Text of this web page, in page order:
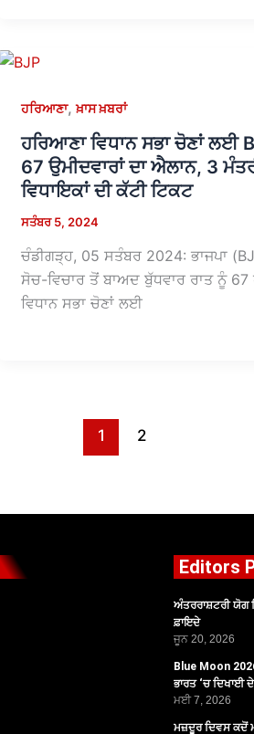
ਹਰਿਆਣਾ,ਖ਼ਾਸ ਖ਼ਬਰਾਂ
ਹਰਿਆਣਾ ਵਿਧਾਨ ਸਭਾ ਚੋਣਾਂ ਲਈ
67 ਉਮੀਦਵਾਰਾਂ ਦਾ ਐਲਾਨ, 3
ਵਿਧਾਇਕਾਂ ਦੀ ਕੱਟੀ ਟਿਕਟ
ਸਤੰਬਰ 5, 2024
ਚੰਡੀਗੜ੍ਹ, 05 ਸਤੰਬਰ 2024: ਭਾਜਪਾ
ਸੋਚ-ਵਿਚਾਰ ਤੋਂ ਬਾਅਦ ਬੁੱਧਵਾਰ ਰਾਤ ਨੂੰ 67
ਵਿਧਾਨ ਸਭਾ ਚੋਣਾਂ ਲਈ
1 2
Editors
ਅੰਤਰਰਾਸ਼ਟਰੀ ਯੋਗ
ਫ਼ਾਇਦੇ
ਜੂਨ 20, 2026
Blue Moon
ਭਾਰਤ ‘ਚ ਦਿਖਾਈ
ਮਈ 7, 2026
ਮਜ਼ਦੂਰ ਦਿਵਸ ਕਦੋਂ